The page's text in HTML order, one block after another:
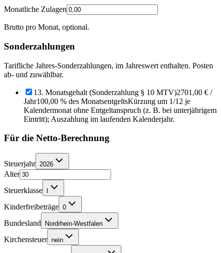
Monatliche Zulagen
Brutto pro Monat, optional.
Sonderzahlungen
Tarifliche Jahres-Sonderzahlungen, im Jahreswert enthalten. Posten
ab- und zuwählbar.
13. Monatsgehalt (Sonderzahlung § 10 MTV)2701,00 € /
Jahr100,00 % des MonatsentgeltsKürzung um 1/12 je
Kalendermonat ohne Entgeltanspruch (z. B. bei unterjährigem
Eintritt); Auszahlung im laufenden Kalenderjahr.
Für die Netto-Berechnung
Steuerjahr 2026
Alter
Steuerklasse
Kinderfreibeträge 0
Bundesland Nordrhein-Westfalen
Kirchensteuer nein